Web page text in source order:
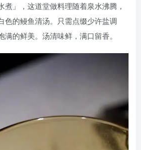
煮」，这道堂做料理随着泉水沸腾，
色的鳗鱼清汤。只需点缀少许盐调
的鲜美。汤清味鲜，满口留香。